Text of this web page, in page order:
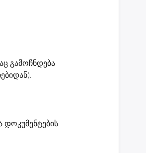
გამოჩნდება
დოკუმენტების